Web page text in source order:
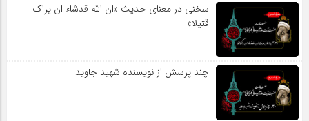
سخنی در معنای حدیث «ان الله قدشاء ان یراک
قتیلا»
چند پرسش از نویسنده شهید جاوید